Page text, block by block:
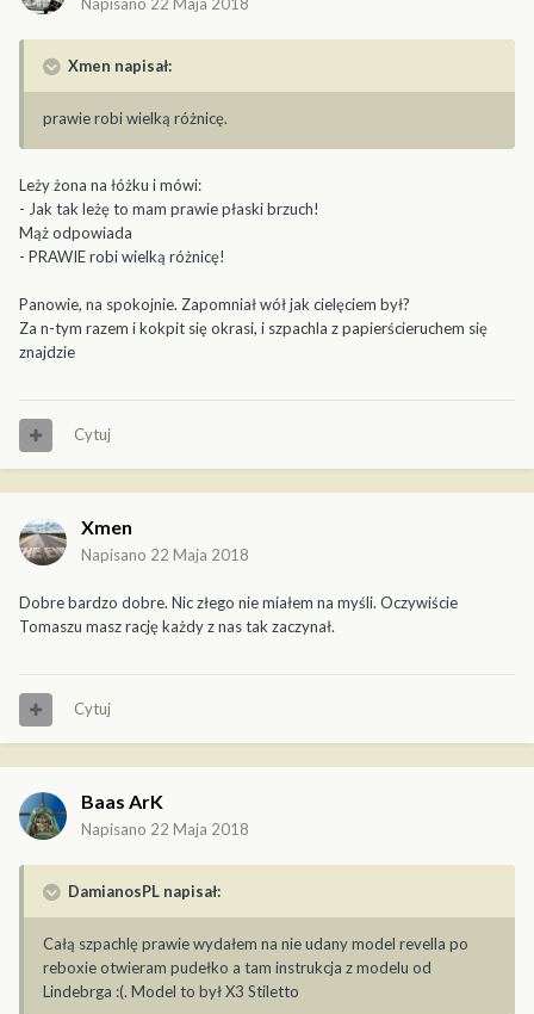
Napisano 22 Maja 2018
Xmen napisał:
prawie robi wielką różnicę.
Leży żona na łóżku i mówi:
- Jak tak leżę to mam prawie płaski brzuch!
Mąż odpowiada
- PRAWIE robi wielką różnicę!
Panowie, na spokojnie. Zapomniał wół jak cielęciem był?
Za n-tym razem i kokpit się okrasi, i szpachla z papierścieruchem się
znajdzie
Cytuj
Xmen
Napisano 22 Maja 2018
Dobre bardzo dobre. Nic złego nie miałem na myśli. Oczywiście
Tomaszu masz rację każdy z nas tak zaczynał.
Cytuj
Baas ArK
Napisano 22 Maja 2018
DamianosPL napisał:
Całą szpachlę prawie wydałem na nie udany model revella po
reboxie otwieram pudełko a tam instrukcja z modelu od
Lindebrga :(. Model to był X3 Stiletto